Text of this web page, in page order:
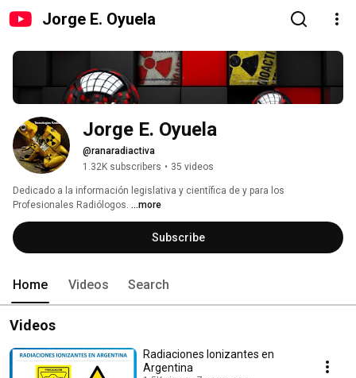
Jorge E. Oyuela
Jorge E. Oyuela
@ranaradiactiva
1.32K subscribers • 35 videos
Dedicado a la información legislativa y científica de y para los
Profesionales Radiólogos. ...more
Subscribe
Home Videos Search
Videos
Radiaciones Ionizantes en
Argentina